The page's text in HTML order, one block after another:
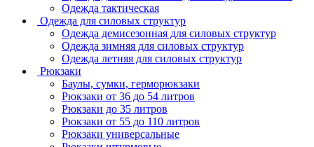
Одежда тактическая
Одежда для силовых структур
Одежда демисезонная для силовых структур
Одежда зимняя для силовых структур
Одежда летняя для силовых структур
Рюкзаки
Баулы, сумки, герморюкзаки
Рюкзаки от 36 до 54 литров
Рюкзаки до 35 литров
Рюкзаки от 55 до 110 литров
Рюкзаки универсальные